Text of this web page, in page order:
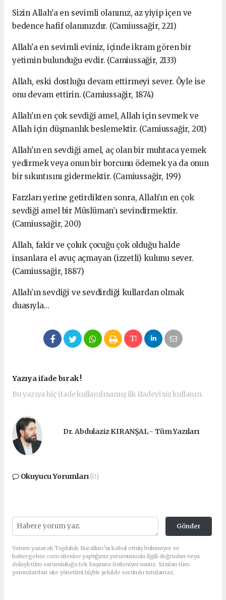
Sizin Allah'a en sevimli olanınız, az yiyip içen ve
bedence hafif ola­nınızdır. (Camiussağir, 221)
Allah'a en sevimli eviniz, içinde ikram gören bir
yetimin bulundu­ğu evdir. (Camiussağir, 2133)
Allah, eski dostluğu devam ettirmeyi sever. Öyle ise
onu devam et­tirin. (Camiussağir, 1874)
Allah'ın en çok sevdiği amel, Allah için sevmek ve
Allah için düş­manlık beslemektir. (Camiussağir, 201)
Allah'ın en sevdiği amel, aç olan bir muhtaca yemek
yedirmek ve­ya onun bir borcunu ödemek ya da onun
bir sıkıntısını gidermektir. (Camiussağir, 199)
Farzları yerine getirdikten sonra, Allah'ın en çok
sevdiği amel bir Müslüman’ı sevindirmektir.
(Camiussağir, 200)
Allah, fakir ve çoluk çocuğu çok olduğu halde
insanlara el avuç aç­mayan (izzetli) kulunu sever.
(Camiussağir, 1887)
Allah’ın sevdiği ve sevdirdiği kullardan olmak
duasıyla…
Yazıya ifade bırak !
Bu yazıya hiç ifade kullanılmamış ilk ifadeyi siz kullanın.
Dr. Abdulaziz KIRANŞAL - Tüm Yazıları
Okuyucu Yorumları(0)
Gönder
Yorum yazarak Topluluk Kuralları’nı kabul etmiş bulunuyor ve
habergebze.com sitesine yaptığınız yorumunuzla ilgili doğrudan veya
dolaylı tüm sorumluluğu tek başınıza üstleniyorsunuz. Yazılan tüm
yorumlardan site yönetimi hiçbir şekilde sorumlu tutulamaz.